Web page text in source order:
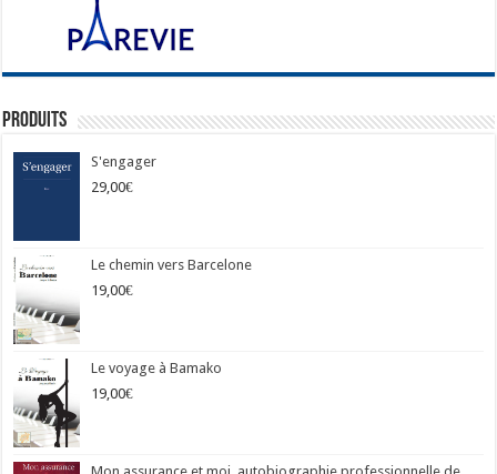
Produits
S'engager
29,00€
Le chemin vers Barcelone
19,00€
Le voyage à Bamako
19,00€